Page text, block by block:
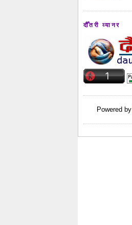
दौँतरी व्यानर
Powered by